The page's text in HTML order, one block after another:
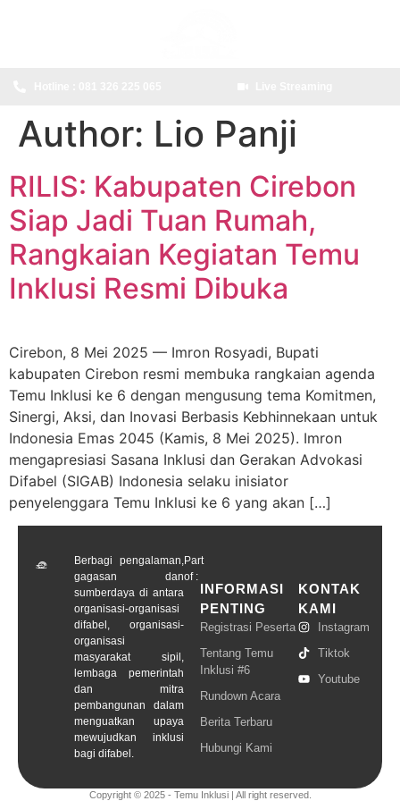
Author: Lio Panji
RILIS: Kabupaten Cirebon
Siap Jadi Tuan Rumah,
Rangkaian Kegiatan Temu
Inklusi Resmi Dibuka
Cirebon, 8 Mei 2025 — Imron Rosyadi, Bupati
kabupaten Cirebon resmi membuka rangkaian agenda
Temu Inklusi ke 6 dengan mengusung tema Komitmen,
Sinergi, Aksi, dan Inovasi Berbasis Kebhinnekaan untuk
Indonesia Emas 2045 (Kamis, 8 Mei 2025). Imron
mengapresiasi Sasana Inklusi dan Gerakan Advokasi
Difabel (SIGAB) Indonesia selaku inisiator
penyelenggara Temu Inklusi ke 6 yang akan […]
Berbagi pengalaman,
gagasan dan
sumberdaya di antara
organisasi-organisasi
difabel, organisasi-
organisasi
masyarakat sipil,
lembaga pemerintah
dan mitra
pembangunan dalam
menguatkan upaya
mewujudkan inklusi
bagi difabel.
Part
of :
INFORMASI
PENTING
Registrasi Peserta
Tentang Temu
Inklusi #6
Rundown Acara
Berita Terbaru
Hubungi Kami
KONTAK
KAMI
Instagram
Tiktok
Youtube
Copyright © 2025 - Temu Inklusi | All right reserved.